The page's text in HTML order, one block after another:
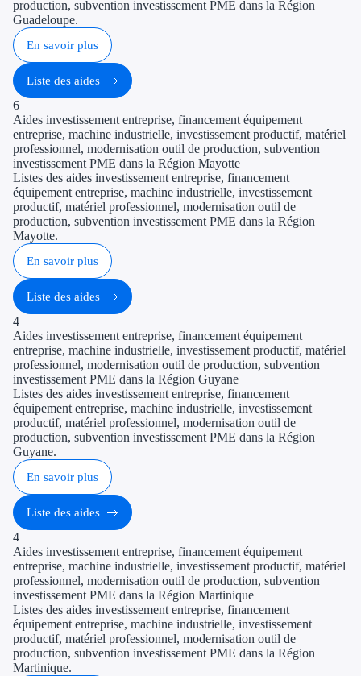
production, subvention investissement PME dans la Région
Guadeloupe.
En savoir plus
Liste des aides
6
Aides investissement entreprise, financement équipement
entreprise, machine industrielle, investissement productif, matériel
professionnel, modernisation outil de production, subvention
investissement PME dans la Région Mayotte
Listes des aides investissement entreprise, financement
équipement entreprise, machine industrielle, investissement
productif, matériel professionnel, modernisation outil de
production, subvention investissement PME dans la Région
Mayotte.
En savoir plus
Liste des aides
4
Aides investissement entreprise, financement équipement
entreprise, machine industrielle, investissement productif, matériel
professionnel, modernisation outil de production, subvention
investissement PME dans la Région Guyane
Listes des aides investissement entreprise, financement
équipement entreprise, machine industrielle, investissement
productif, matériel professionnel, modernisation outil de
production, subvention investissement PME dans la Région
Guyane.
En savoir plus
Liste des aides
4
Aides investissement entreprise, financement équipement
entreprise, machine industrielle, investissement productif, matériel
professionnel, modernisation outil de production, subvention
investissement PME dans la Région Martinique
Listes des aides investissement entreprise, financement
équipement entreprise, machine industrielle, investissement
productif, matériel professionnel, modernisation outil de
production, subvention investissement PME dans la Région
Martinique.